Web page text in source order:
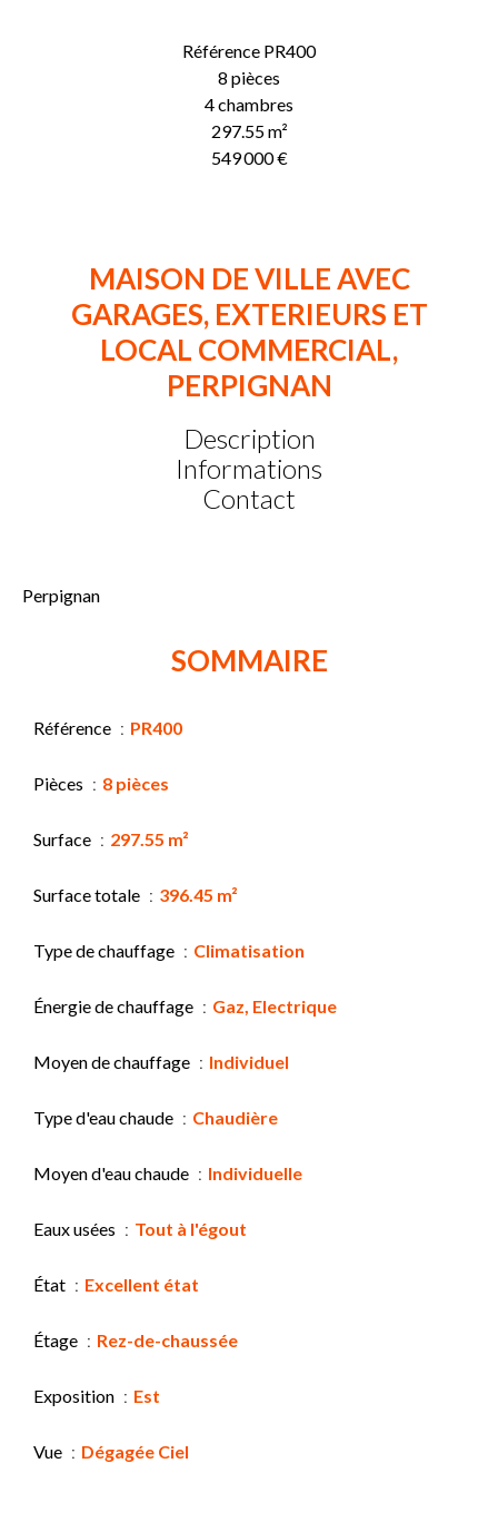
Référence PR400
8 pièces
4 chambres
297.55m²
549 000 €
MAISON DE VILLE AVEC
GARAGES, EXTERIEURS ET
LOCAL COMMERCIAL,
PERPIGNAN
Description
Informations
Contact
Perpignan
SOMMAIRE
Référence PR400
Pièces 8 pièces
Surface 297.55 m²
Surface totale 396.45 m²
Type de chauffage Climatisation
Énergie de chauffage Gaz, Electrique
Moyen de chauffage Individuel
Type d'eau chaude Chaudière
Moyen d'eau chaude Individuelle
Eaux usées Tout à l'égout
État Excellent état
Étage Rez-de-chaussée
Exposition Est
Vue Dégagée Ciel